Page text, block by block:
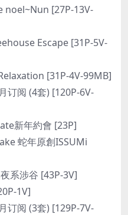
noel~Nun [27P-13V-
Escape [31P-5V-
[31P-4V-99MB]
订阅 (4套) [120P-6V-
新年約會 [23P]
蛇年原創ISSUMi
系涉谷 [43P-3V]
1V]
订阅 (3套) [129P-7V-